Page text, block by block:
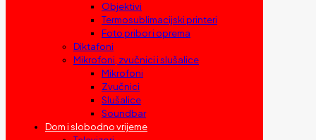
Objektivi
Termosublimacijski printeri
Foto pribor i oprema
Diktafoni
Mikrofoni, zvučnici i slušalice
Mikrofoni
Zvučnici
Slušalice
Soundbar
Dom i slobodno vrijeme